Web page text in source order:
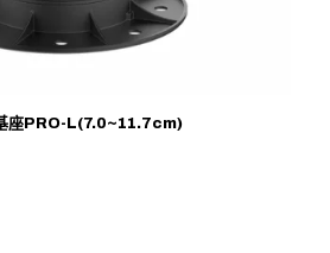
座PRO-L(7.0~11.7cm)